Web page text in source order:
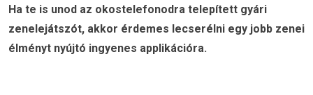
Ha te is unod az okostelefonodra telepített gyári
zenelejátszót, akkor érdemes lecserélni egy jobb zenei
élményt nyújtó ingyenes applikációra.